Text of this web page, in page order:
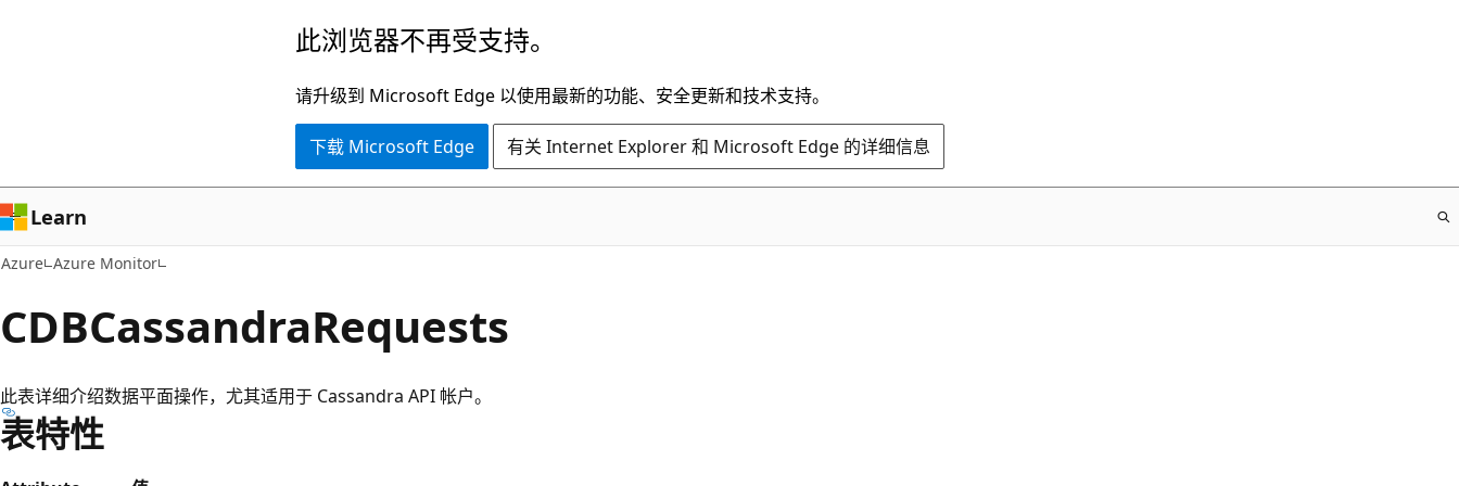
容
此浏览器不再受支持。
请升级到 Microsoft Edge 以使用最新的功能、安全更新和技术支持。
下载 Microsoft Edge 有关 Internet Explorer 和 Microsoft Edge 的详细信息
Learn
Azure Azure Monitor
CDBCassandraRequests
此表详细介绍数据平面操作，尤其适用于 Cassandra API 帐户。
表特性